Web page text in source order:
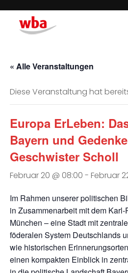
« Alle Veranstaltungen
Diese Veranstaltung hat
Europa ErLeben:
Bayern und
Geschwister Scholl
Februar 20 @ 08:00 - Februar
Im Rahmen unserer politischen
in Zusammenarbeit mit dem
München – eine Stadt mit
föderalen System Deutschlands
wie historischen
einen kompakten Einblick in